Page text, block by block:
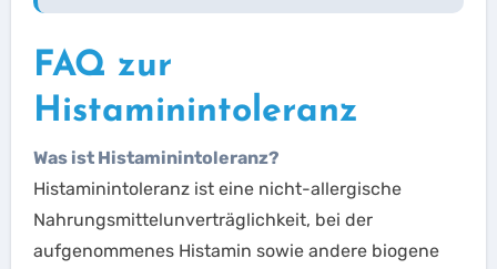
FAQ zur
Histaminintoleranz
Was ist Histaminintoleranz?
Histaminintoleranz ist eine nicht-allergische
Nahrungsmittelunverträglichkeit, bei der
aufgenommenes Histamin sowie andere biogene